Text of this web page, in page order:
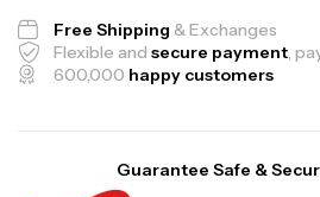
Free Shipping & Exchanges
Flexible and secure payment,
600,000 happy customers
Guarantee Safe &